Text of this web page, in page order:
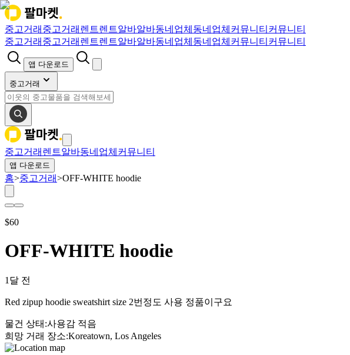
중고거래 중고거래 렌트렌트알바알바동네업체 동네업체 커뮤니티 커뮤니티
중고거래 중고거래 렌트렌트알바알바동네업체 동네업체 커뮤니티 커뮤니티
앱 다운로드
중고거래
중고거래 렌트알바동네업체 커뮤니티
앱 다운로드
홈>중고거래>OFF-WHITE hoodie
$60
OFF-WHITE hoodie
1달 전
Red zipup hoodie sweatshirt size 2번정도 사용 정품이구요
물건 상태 :사용감 적음
희망 거래 장소:Koreatown, Los Angeles